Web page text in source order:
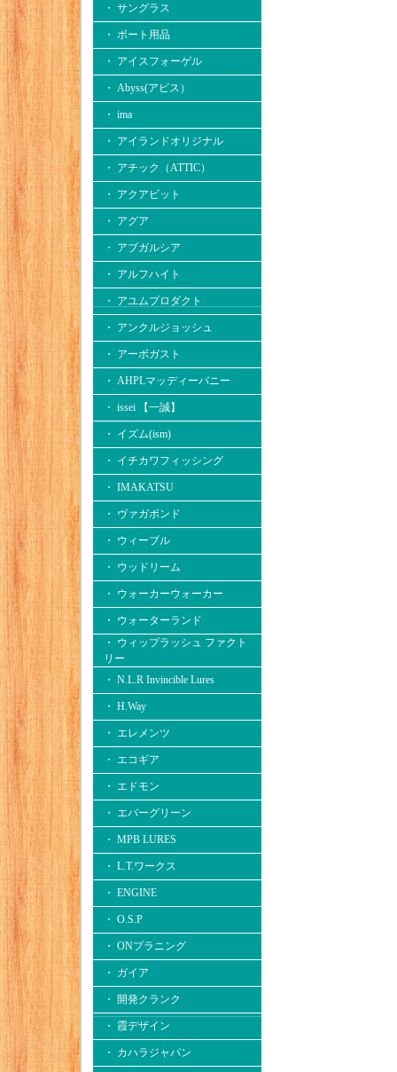
・ サングラス
・ ボート用品
・ アイスフォーゲル
・ Abyss(アビス）
・ ima
・ アイランドオリジナル
・ アチック（ATTIC）
・ アクアビット
・ アグア
・ アブガルシア
・ アルフハイト
・ アユムプロダクト
・ アンクルジョッシュ
・ アーボガスト
・ AHPLマッディーバニー
・ issei 【一誠】
・ イズム(ism)
・ イチカワフィッシング
・ IMAKATSU
・ ヴァガボンド
・ ウィーブル
・ ウッドリーム
・ ウォーカーウォーカー
・ ウォーターランド
・ ウィップラッシュ ファクト
リー
・ N.L.R Invincible Lures
・ H.Way
・ エレメンツ
・ エコギア
・ エドモン
・ エバーグリーン
・ MPB LURES
・ L.T.ワークス
・ ENGINE
・ O.S.P
・ ONプラニング
・ ガイア
・ 開発クランク
・ 霞デザイン
・ カハラジャパン